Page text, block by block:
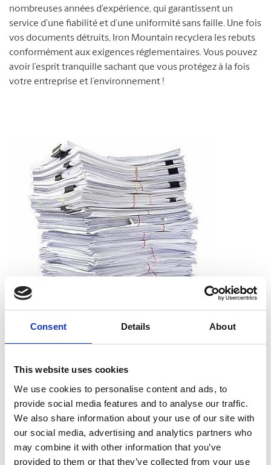
Consent Details About
This website uses cookies
We use cookies to personalise content and ads, to
provide social media features and to analyse our traffic.
We also share information about your use of our site with
our social media, advertising and analytics partners who
may combine it with other information that you’ve
provided to them or that they’ve collected from your use
nombreuses années d’expérience, qui garantissent un
service d’une fiabilité et d’une uniformité sans faille. Une fois
vos documents détruits, Iron Mountain recyclera les rebuts
conformément aux exigences réglementaires. Vous pouvez
avoir l’esprit tranquille sachant que vous protégez à la fois
votre entreprise et l’environnement !
Vous pouvez déchiqueter tous les types de papier, dont le
papier d’impression, les reçus, les notes et les sorties
d’imprimante. Et vous n’avez pas à vous soucier de retirer les
agrafes, les trombones ou les chemises. Nous acceptons les
documents tels qu’ils sont.